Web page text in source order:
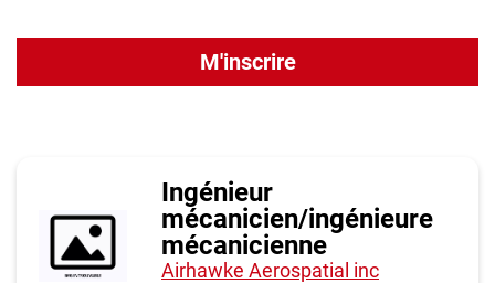
M'inscrire
Ingénieur
mécanicien/ingénieure
mécanicienne
Airhawke Aerospatial inc